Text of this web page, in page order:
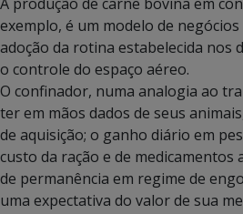
A produção de carne bovina em
exemplo, é um modelo de
adoção da rotina estabelecida nos
o controle do espaço aéreo.
O confinador, numa analogia ao
ter em mãos dados de seus
de aquisição; o ganho diário em
custo da ração e de
de permanência em regime de
uma expectativa do valor de sua